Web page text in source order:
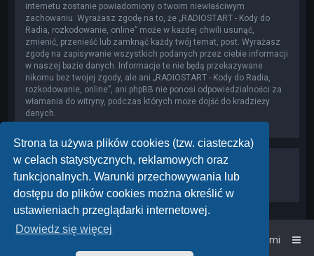
Strona ta używa plików cookies (tzw. ciasteczka)
w celach statystycznych, reklamowych oraz
funkcjonalnych. Warunki przechowywania lub
dostępu do plików cookies można określić w
ustawieniach przeglądarki internetowej.
Dowiedz się więcej
internetu zostanie powiadomiony o twoim niewłaściwym
zachowaniu. Wyrażasz zgodę na to, że „RADIOSTART - Kody do
Radia, rozkodowanie, online” może w każdej chwili usunąć,
zmienić, przenieść lub zamknąć każdy twój temat, post. Wyrażasz
zgodę na zapisywanie wszystkich podanych przez ciebie informacji
w naszej bazie danych. Informacje te nie będą przekazywane
nikomu bez twojej zgody, ale ani „RADIOSTART - Kody do Radia,
rozkodowanie, online”, ani phpBB nie ponosi odpowiedzialności za
włamania do witryny, podczas których może dojść do kradzieży
danych.
Strona główna Kontakt z nami